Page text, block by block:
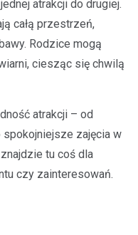
atrakcji do drugiej.
całą przestrzeń,
Rodzice mogą
ciesząc się chwilą
atrakcji – od
spokojniejsze zajęcia w
tu coś dla
czy zainteresowań.